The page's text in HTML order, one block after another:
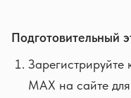
Подготовительный
MAX на сайте